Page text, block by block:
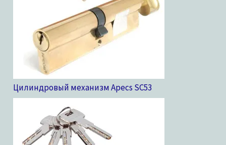
Цилиндровый механизм Apecs SC53